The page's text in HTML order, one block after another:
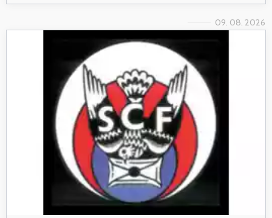
09. 08. 2026